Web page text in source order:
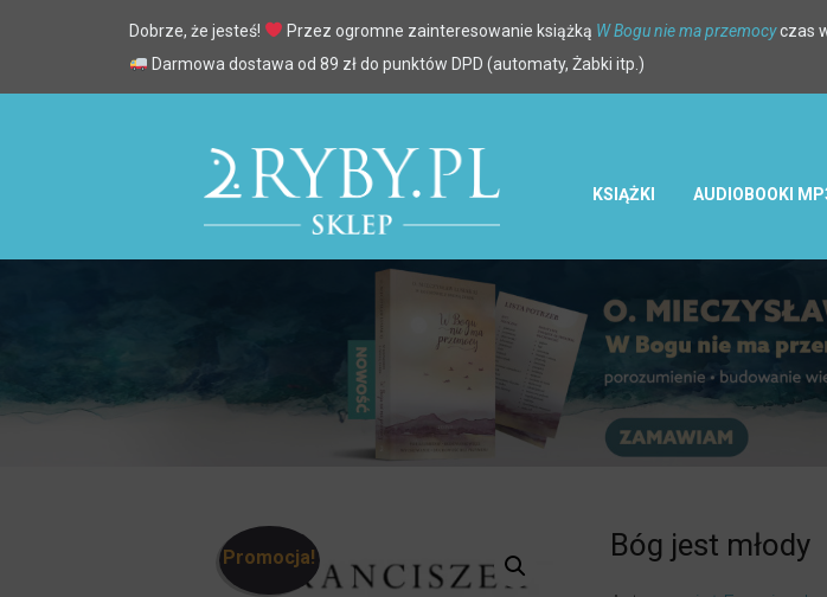
Dobrze, że jesteś! Przez ogromne zainteresowanie książką W Bogu nie ma przemocyczas
Darmowa dostawa od 89 zł do punktów DPD (automaty, Żabki itp.)
KSIĄŻKI AUDIOBOOKI
Promocja! Bóg jest młody